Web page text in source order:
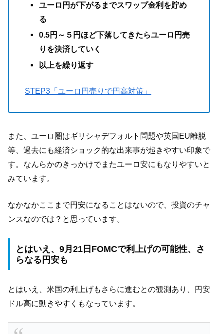
ユーロ円が下がるまでスワップ金利を貯め
る
0.5円～５円ほど下落してきたらユーロ円売
りを決済していく
以上を繰り返す
STEP3「ユーロ円売りで円高対策」
また、ユーロ圏はギリシャデフォルト問題や英国EU離脱
等、過去にも経済ショック的な出来事が起きやすい印象で
す。なんらかのきっかけでまたユーロ安にもなりやすいと
みています。
なかなかここまで円安になることはないので、投資のチャ
ンスなのでは？と思っています。
とはいえ、9月21日FOMCで利上げの可能性、さ
らなる円安も
とはいえ、米国の利上げもさらに進むとの観測あり、円安
ドル高に動きやすくもなっています。